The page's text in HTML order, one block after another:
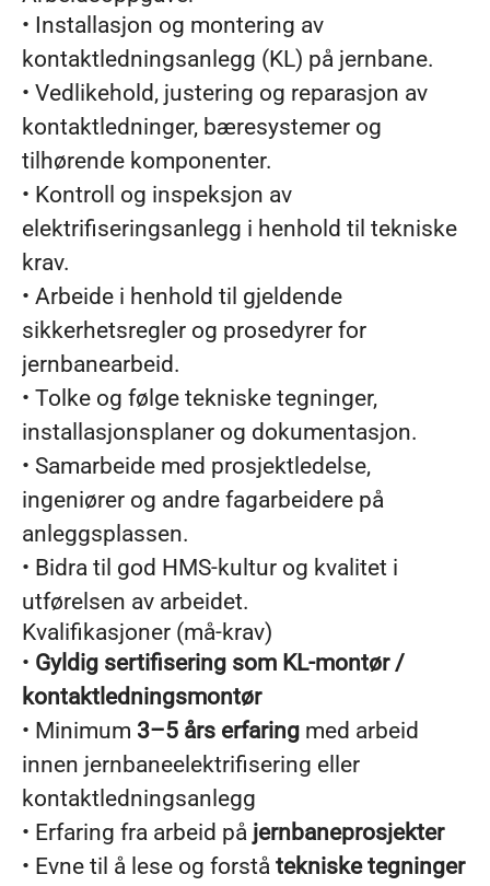
• Installasjon og montering av
kontaktledningsanlegg (KL) på jernbane.
• Vedlikehold, justering og reparasjon av
kontaktledninger, bæresystemer og
tilhørende komponenter.
• Kontroll og inspeksjon av
elektrifiseringsanlegg i henhold til tekniske
krav.
• Arbeide i henhold til gjeldende
sikkerhetsregler og prosedyrer for
jernbanearbeid.
• Tolke og følge tekniske tegninger,
installasjonsplaner og dokumentasjon.
• Samarbeide med prosjektledelse,
ingeniører og andre fagarbeidere på
anleggsplassen.
• Bidra til god HMS-kultur og kvalitet i
utførelsen av arbeidet.
Kvalifikasjoner (må-krav)
• Gyldig sertifisering som KL-montør /
kontaktledningsmontør
• Minimum 3–5 års erfaring med arbeid
innen jernbaneelektrifisering eller
kontaktledningsanlegg
• Erfaring fra arbeid på jernbaneprosjekter
• Evne til å lese og forstå tekniske tegninger